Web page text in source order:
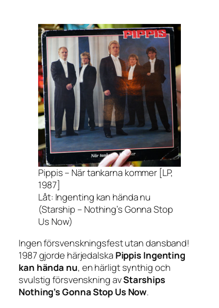
Pippis – När tankarna kommer [LP,
1987]
Låt: Ingenting kan hända nu
(Starship – Nothing’s Gonna Stop
Us Now)
Ingen försvenskningsfest utan dansband!
1987 gjorde härjedalska PippisIngenting
kan hända nu, en härligt synthig och
svulstig försvenskning avStarships
Nothing’s Gonna Stop Us Now.